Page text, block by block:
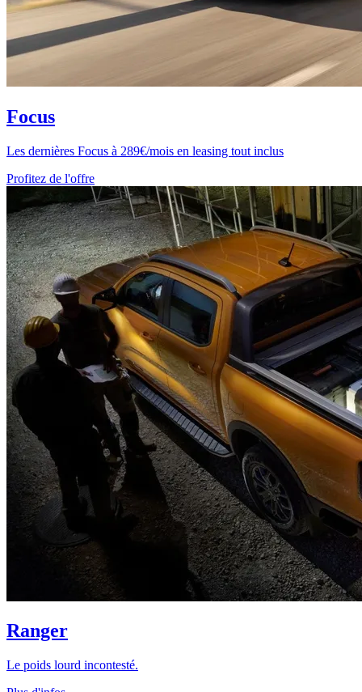
Focus
Les dernières Focus à 289€/mois en leasing tout inclus
Profitez de l'offre
Ranger
Le poids lourd incontesté.